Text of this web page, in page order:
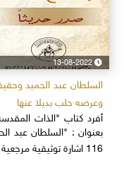
13-08-2022
السلطان عبد الحميد
وعرضه حلب بديلا عنها
أفرد كتاب "الذات
116 اشارة توثيقية مرجعية